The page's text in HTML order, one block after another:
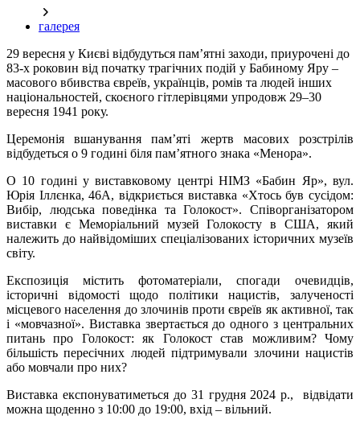
галерея
29 вересня у Києві відбудуться пам’ятні заходи, приурочені до
83-х роковин від початку трагічних подій у Бабиному Яру –
масового вбивства євреїв, українців, ромів та людей інших
національностей, скоєного гітлерівцями упродовж 29–30
вересня 1941 року.
Церемонія вшанування пам’яті жертв масових розстрілів
відбудеться о 9 годині біля пам’ятного знака «Менора».
О 10 годині у виставковому центрі НІМЗ «Бабин Яр», вул.
Юрія Іллєнка, 46А, відкриється виставка «Хтось був сусідом:
Вибір, людська поведінка та Голокост». Співорганізатором
виставки є Меморіальний музей Голокосту в США, який
належить до найвідоміших спеціалізованих історичних музеїв
світу.
Експозиція містить фотоматеріали, спогади очевидців,
історичні відомості щодо політики нацистів, залученості
місцевого населення до злочинів проти євреїв як активної, так
і «мовчазної». Виставка звертається до одного з центральних
питань про Голокост: як Голокост став можливим? Чому
більшість пересічних людей підтримували злочини нацистів
або мовчали про них?
Виставка експонуватиметься до 31 грудня 2024 р., відвідати
можна щоденно з 10:00 до 19:00, вхід – вільний.